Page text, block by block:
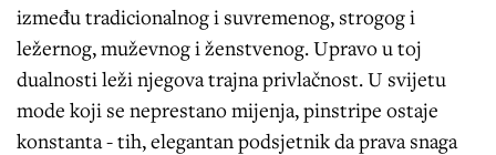
između tradicionalnog i suvremenog, strogog i
ležernog, muževnog i ženstvenog. Upravo u toj
dualnosti leži njegova trajna privlačnost. U svijetu
mode koji se neprestano mijenja, pinstripe ostaje
konstanta - tih, elegantan podsjetnik da prava snaga